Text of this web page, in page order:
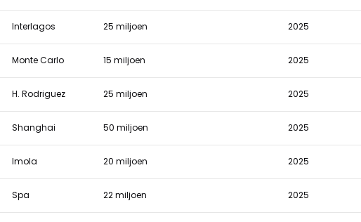
Interlagos 25 miljoen 2025
Monte Carlo 15 miljoen 2025
H. Rodriguez 25 miljoen 2025
Shanghai 50 miljoen 2025
Imola 20 miljoen 2025
Spa 22 miljoen 2025